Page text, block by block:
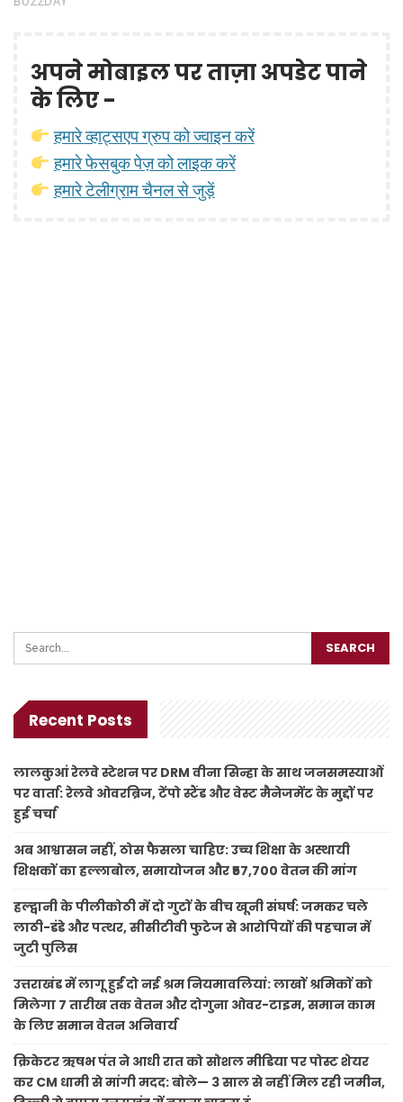
अपने मोबाइल पर ताज़ा अपडेट पाने
के लिए -
हमारे व्हाट्सएप ग्रुप को ज्वाइन करें
हमारे फेसबुक पेज़ को लाइक करें
हमारे टेलीग्राम चैनल से जुड़ें
Recent Posts
लालकुआं रेलवे स्टेशन पर DRM वीना सिन्हा के साथ जनसमस्याओं
पर वार्ता: रेलवे ओवरब्रिज, टेंपो स्टैंड और वेस्ट मैनेजमेंट के मुद्दों पर
हुई चर्चा
अब आश्वासन नहीं, ठोस फैसला चाहिए: उच्च शिक्षा के अस्थायी
शिक्षकों का हल्लाबोल, समायोजन और ₹57,700 वेतन की मांग
हल्द्वानी के पीलीकोठी में दो गुटों के बीच खूनी संघर्ष: जमकर चले
लाठी-डंडे और पत्थर, सीसीटीवी फुटेज से आरोपियों की पहचान में
जुटी पुलिस
उत्तराखंड में लागू हुईं दो नई श्रम नियमावलियां: लाखों श्रमिकों को
मिलेगा 7 तारीख तक वेतन और दोगुना ओवर-टाइम, समान काम
के लिए समान वेतन अनिवार्य
क्रिकेटर ऋषभ पंत ने आधी रात को सोशल मीडिया पर पोस्ट शेयर
कर CM धामी से मांगी मदद: बोले— 3 साल से नहीं मिल रही जमीन,